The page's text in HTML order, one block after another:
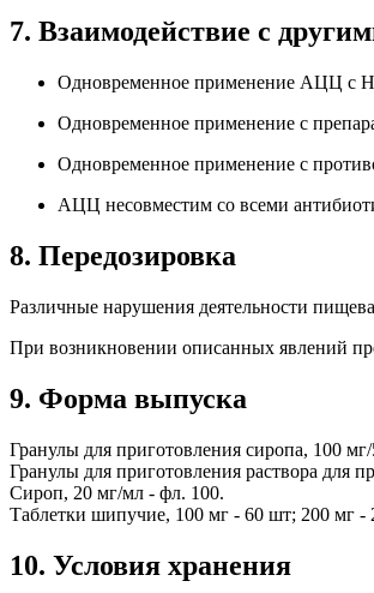
7. Взаимодействие с
Одновременное применение АЦЦ с
Одновременное применение с
Одновременное применение с
АЦЦ несовместим со всеми
8. Передозировка
Различные нарушения деятельности
При возникновении описанных явлений
9. Форма выпуска
Гранулы для приготовления сиропа, 100
Гранулы для приготовления раствора для
Сироп, 20 мг/мл - фл. 100.
Таблетки шипучие, 100 мг - 60 шт; 200 мг
10. Условия хранения